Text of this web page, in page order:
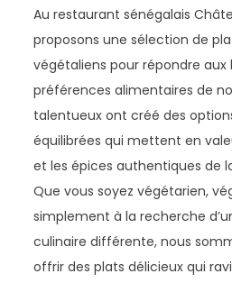
Au restaurant sénégalais
proposons une sélection de
végétaliens pour répondre aux
préférences alimentaires de
talentueux ont créé des
équilibrées qui mettent en
et les épices authentiques de
Que vous soyez végétarien,
simplement à la recherche
culinaire différente, nous
offrir des plats délicieux qui